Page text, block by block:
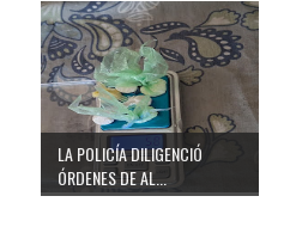
LA POLICÍA DILIGENCIÓ
ÓRDENES DE AL...